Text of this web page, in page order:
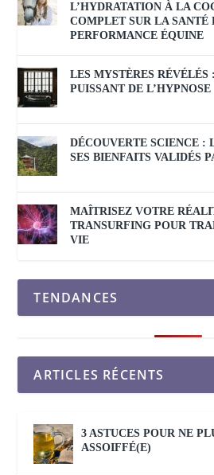
L’HYDRATATION À LA
COMPLET SUR LA SANTÉ
PERFORMANCE ÉQUINE
LES MYSTÈRES RÉVÉLÉS
PUISSANT DE L’HYPNOSE
DÉCOUVERTE SCIENCE :
SES BIENFAITS VALIDÉS
MAÎTRISEZ VOTRE
TRANSURFING POUR
VIE
TENDANCES
ARTICLES RÉCENTS
3 ASTUCES POUR NE
ASSOIFFÉ(E)